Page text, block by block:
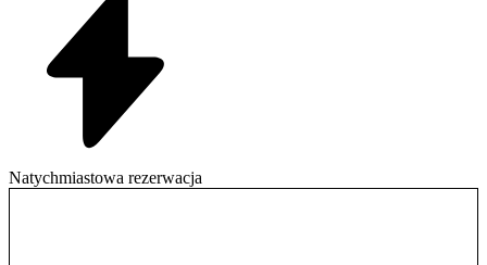
Natychmiastowa rezerwacja